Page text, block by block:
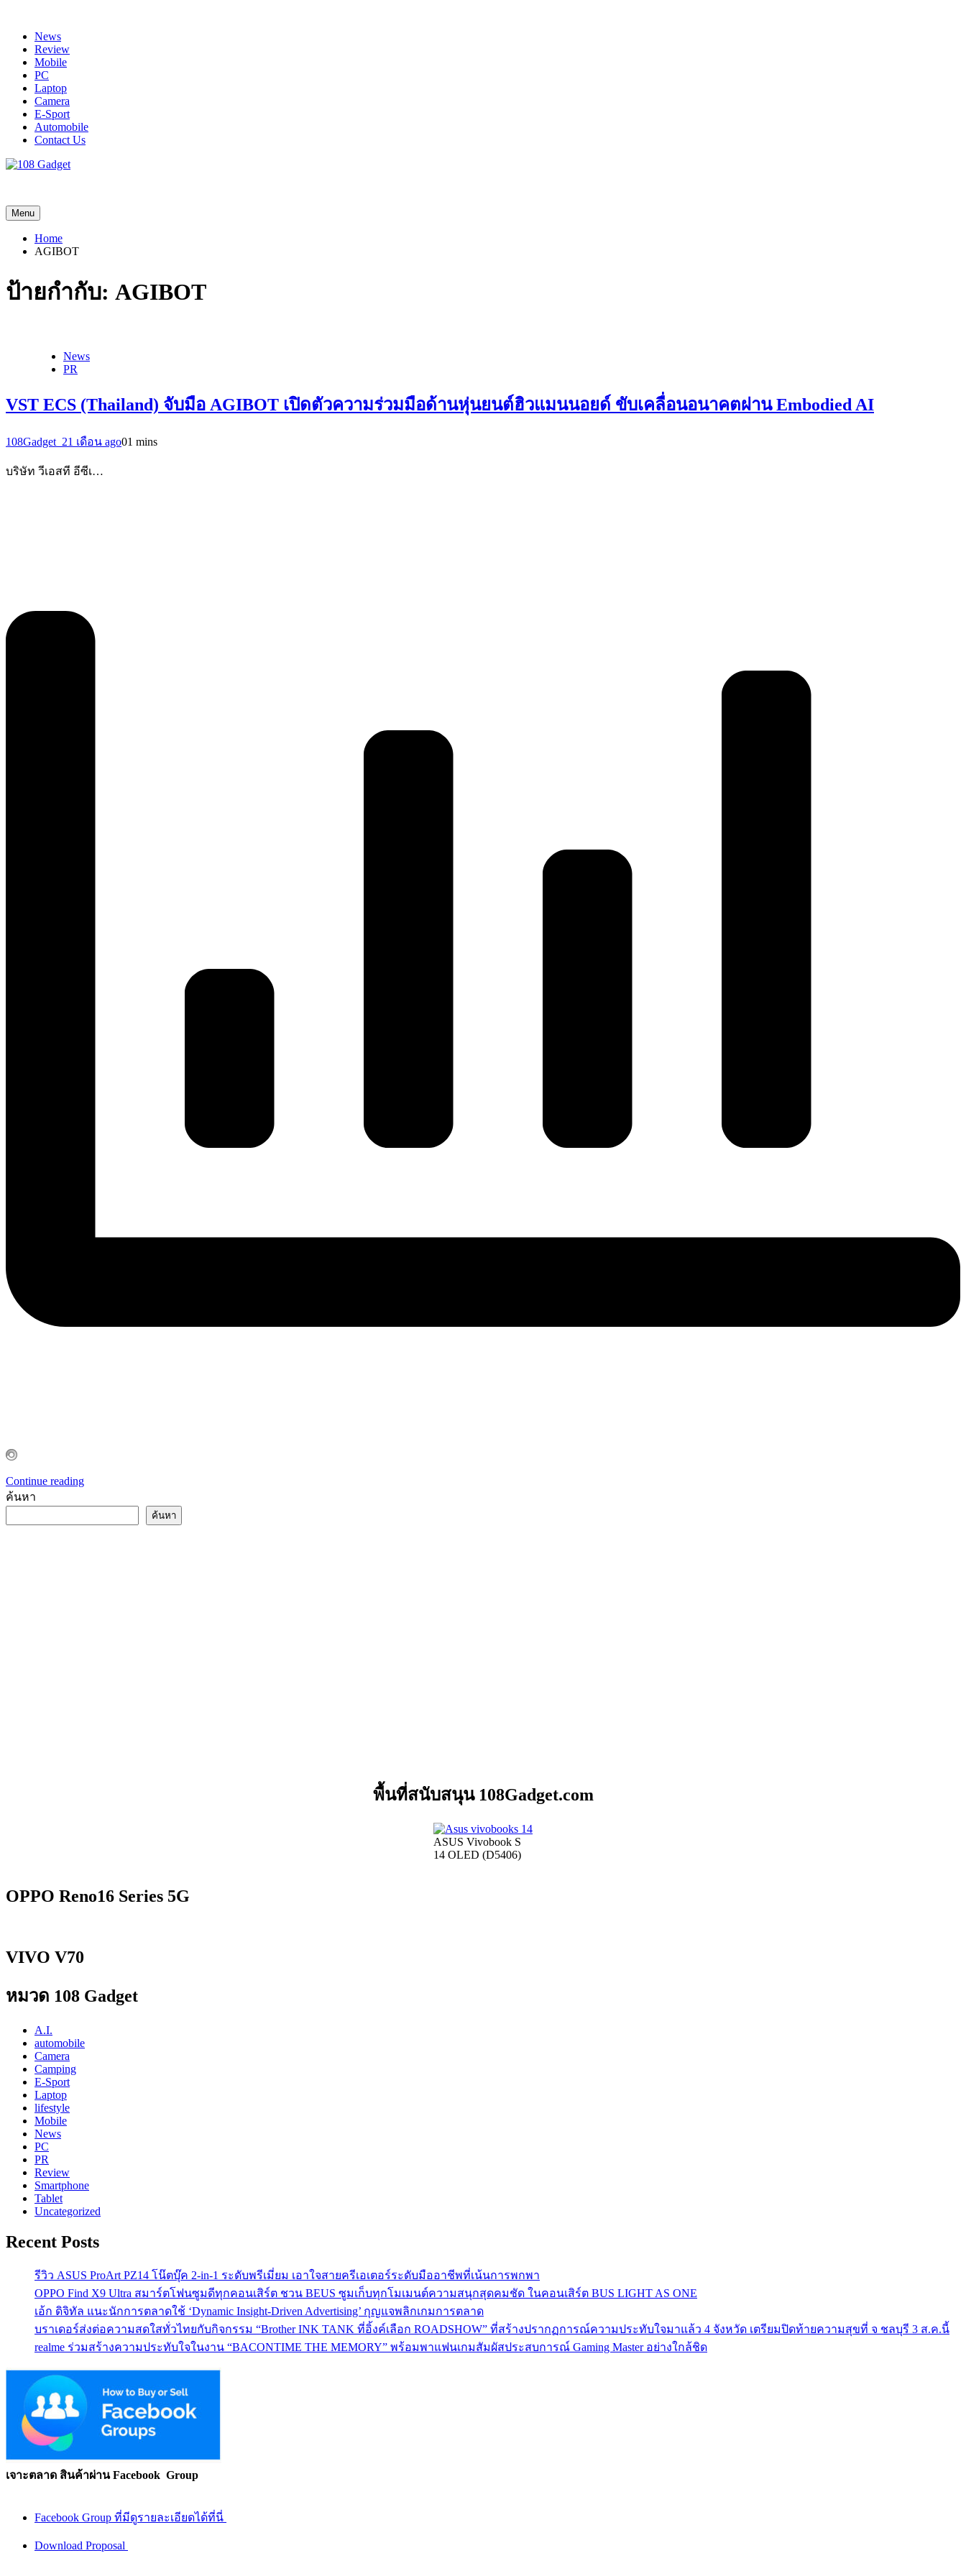
contentNews
Review
Mobile
PC
Laptop
Camera
E-Sport
Automobile
Contact Us
Menu
Home
AGIBOT
ป้ายกำกับ: AGIBOT
News
PR
VST ECS (Thailand) จับมือ AGIBOT เปิดตัวความร่วมมือด้านหุ่นยนต์ฮิวแมนนอยด์ ขับเคลื่อนอนาคตผ่าน Embodied AI
108Gadget_21 เดือน ago01 mins
บริษัท วีเอสที อีซีเ…
Continue reading
ค้นหา
ค้นหา
พื้นที่สนับสนุน 108Gadget.com
ASUS Vivobook S
14 OLED (D5406)
OPPO Reno16 Series 5G
VIVO V70
หมวด 108 Gadget
A.I.
automobile
Camera
Camping
E-Sport
Laptop
lifestyle
Mobile
News
PC
PR
Review
Smartphone
Tablet
Uncategorized
Recent Posts
รีวิว ASUS ProArt PZ14 โน๊ตบุ๊ค 2-in-1 ระดับพรีเมี่ยม เอาใจสายครีเอเตอร์ระดับมืออาชีพที่เน้นการพกพา
OPPO Find X9 Ultra สมาร์ตโฟนซูมดีทุกคอนเสิร์ต ชวน BEUS ซูมเก็บทุกโมเมนต์ความสนุกสุดคมชัด ในคอนเสิร์ต BUS LIGHT AS ONE
เอ้ก ดิจิทัล แนะนักการตลาดใช้ ‘Dynamic Insight-Driven Advertising’ กุญแจพลิกเกมการตลาด
บราเดอร์ส่งต่อความสดใสทั่วไทยกับกิจกรรม “Brother INK TANK ที่อิ้งค์เลือก ROADSHOW” ที่สร้างปรากฏการณ์ความประทับใจมาแล้ว 4 จังหวัด เตรียมปิดท้ายความสุขที่ จ ชลบุรี 3 ส.ค.นี้
realme ร่วมสร้างความประทับใจในงาน “BACONTIME THE MEMORY” พร้อมพาแฟนเกมสัมผัสประสบการณ์ Gaming Master อย่างใกล้ชิด
เจาะตลาด สินค้าผ่าน Facebook Group
Facebook Group ที่มีดูรายละเอียดได้ที่นี่
Download Proposal